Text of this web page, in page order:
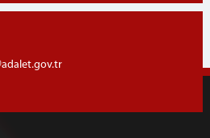
adalet.gov.tr